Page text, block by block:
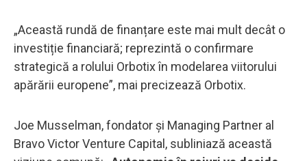
„Această rundă de finanțare este mai mult decât o
investiție financiară; reprezintă o confirmare
strategică a rolului Orbotix în modelarea viitorului
apărării europene”, mai precizează Orbotix.
Joe Musselman, fondator și Managing Partner al
Bravo Victor Venture Capital, subliniază această